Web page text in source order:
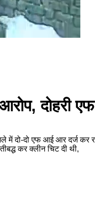
दोहरी
दो एफ आई आर दर्ज कर
कर क्लीन चिट दी थी,